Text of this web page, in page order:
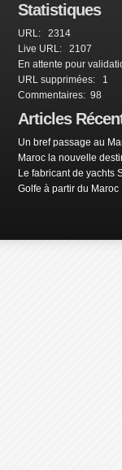
Statistiques
URL: 2314
Live URL: 2107
En attente pour
URL supprimées: 1
Commentaires: 98
Articles
Un bref passage au
Maroc la nouvelle
Le fabricant de yachts
Golfe à partir du Maroc